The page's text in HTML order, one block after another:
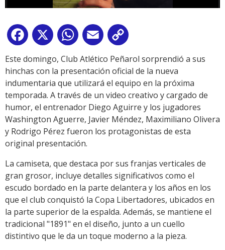
Facebook
X WhatsApp
Email
Link
Este domingo, Club Atlético Peñarol sorprendió a sus
hinchas con la presentación oficial de la nueva
indumentaria que utilizará el equipo en la próxima
temporada. A través de un video creativo y cargado de
humor, el entrenador Diego Aguirre y los jugadores
Washington Aguerre, Javier Méndez, Maximiliano Olivera
y Rodrigo Pérez fueron los protagonistas de esta
original presentación.
La camiseta, que destaca por sus franjas verticales de
gran grosor, incluye detalles significativos como el
escudo bordado en la parte delantera y los años en los
que el club conquistó la Copa Libertadores, ubicados en
la parte superior de la espalda. Además, se mantiene el
tradicional "1891" en el diseño, junto a un cuello
distintivo que le da un toque moderno a la pieza.